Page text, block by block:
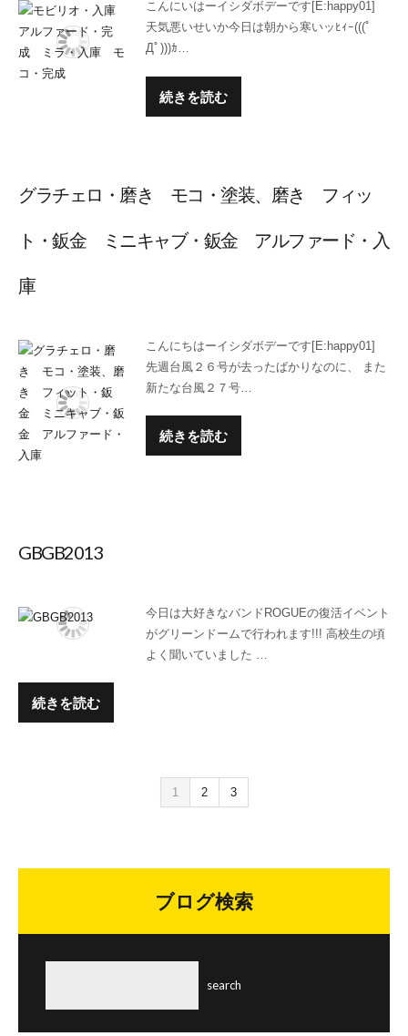
こんにいはーイシダボデーです[E:happy01]
天気悪いせいか今日は朝から寒いッﾋｨｰ(((ﾟ
Дﾟ)))ｶ…
続きを読む
グラチェロ・磨き モコ・塗装、磨き フィッ
ト・鈑金 ミニキャブ・鈑金 アルファード・入
庫
こんにちはーイシダボデーです[E:happy01]
先週台風２６号が去ったばかりなのに、 また
新たな台風２７号…
続きを読む
GBGB2013
今日は大好きなバンドROGUEの復活イベント
がグリーンドームで行われます!!! 高校生の頃
よく聞いていました …
続きを読む
1 2 3
ブログ検索